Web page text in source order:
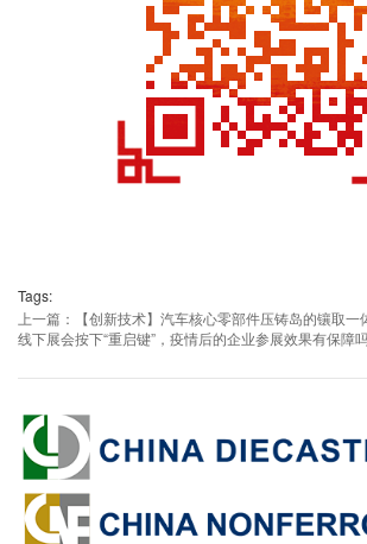
Tags:
上一篇：【创新技术】汽车核心零部件压铸岛的镶取一
线下展会按下“重启键”，疫情后的企业参展效果有保障